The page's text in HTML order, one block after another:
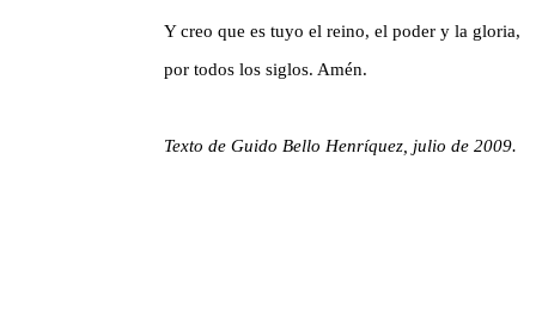
Y creo que es tuyo el reino, el poder y la gloria,
por todos los siglos. Amén.
Texto de Guido Bello Henríquez, julio de 2009.